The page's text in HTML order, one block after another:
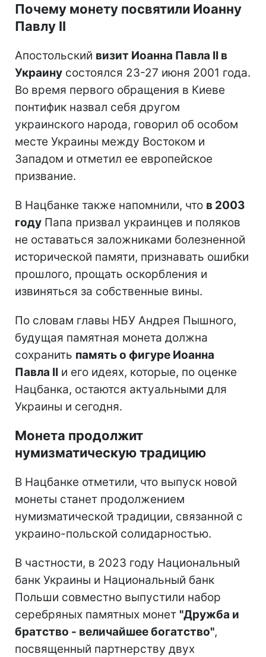
Почему монету посвятили Иоанну
Павлу II
Апостольский визит Иоанна Павла II в
Украину состоялся 23-27 июня 2001 года.
Во время первого обращения в Киеве
понтифик назвал себя другом
украинского народа, говорил об особом
месте Украины между Востоком и
Западом и отметил ее европейское
призвание.
В Нацбанке также напомнили, что в 2003
году Папа призвал украинцев и поляков
не оставаться заложниками болезненной
исторической памяти, признавать ошибки
прошлого, прощать оскорбления и
извиняться за собственные вины.
По словам главы НБУ Андрея Пышного,
будущая памятная монета должна
сохранить память о фигуре Иоанна
Павла II и его идеях, которые, по оценке
Нацбанка, остаются актуальными для
Украины и сегодня.
Монета продолжит
нумизматическую традицию
В Нацбанке отметили, что выпуск новой
монеты станет продолжением
нумизматической традиции, связанной с
украино-польской солидарностью.
В частности, в 2023 году Национальный
банк Украины и Национальный банк
Польши совместно выпустили набор
серебряных памятных монет "Дружба и
братство - величайшее богатство",
посвященный партнерству двух